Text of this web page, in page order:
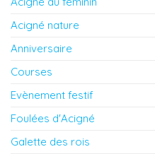
Acigné nature
Anniversaire
Courses
Evènement festif
Foulées d'Acigné
Galette des rois